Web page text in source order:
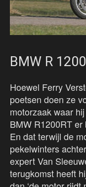
BMW R
Hoewel Ferry
poetsen doen ze
motorzaak waar
BMW R1200RT
En dat terwijl de
pekelwinters
expert Van
terugkomst heeft